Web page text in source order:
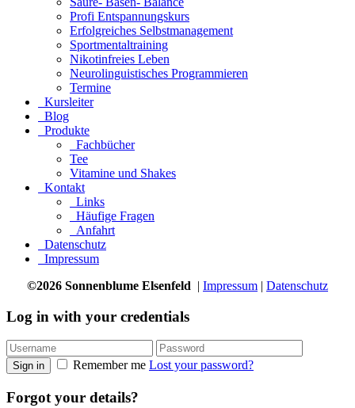
Profi Entspannungskurs
Erfolgreiches Selbstmanagement
Sportmentaltraining
Nikotinfreies Leben
Neurolinguistisches Programmieren
Termine
Kursleiter
Blog
Produkte
Fachbücher
Tee
Vitamine und Shakes
Kontakt
Links
Häufige Fragen
Anfahrt
Datenschutz
Impressum
©2026 Sonnenblume Elsenfeld | Impressum | Datenschutz
Log in with your credentials
Sign in Remember me Lost your password?
Forgot your details?